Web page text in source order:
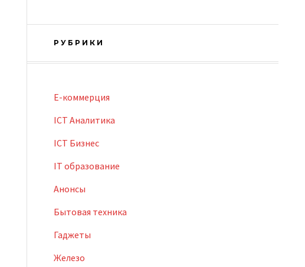
РУБРИКИ
E-коммерция
ICT Аналитика
ICT Бизнес
IT образование
Анонсы
Бытовая техника
Гаджеты
Железо